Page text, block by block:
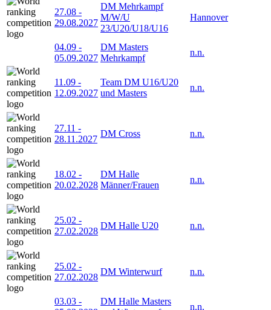
27.08 -
29.08.2027
DM Mehrkampf
M/W/U
23/U20/U18/U16
Hannover
04.09 -
05.09.2027
DM Masters
Mehrkampf
n.n.
11.09 -
12.09.2027
Team DM U16/U20
und Masters
n.n.
27.11 -
28.11.2027
DM Cross n.n.
18.02 -
20.02.2028
DM Halle
Männer/Frauen
n.n.
25.02 -
27.02.2028
DM Halle U20 n.n.
25.02 -
27.02.2028
DM Winterwurf n.n.
03.03 -
DM Halle Masters
n.n.